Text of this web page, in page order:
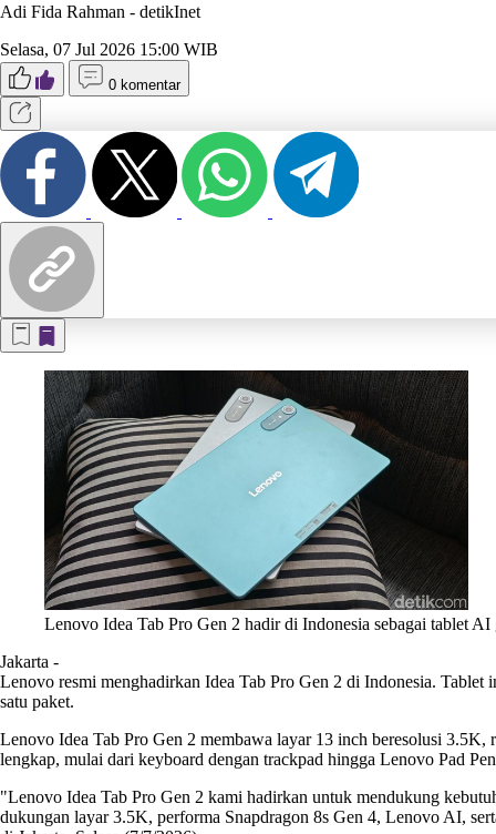
Adi Fida Rahman - detikInet
Selasa, 07 Jul 2026 15:00 WIB
0 komentar
Lenovo Idea Tab Pro Gen 2 hadir di Indonesia sebagai tablet
Jakarta -
Lenovo resmi menghadirkan Idea Tab Pro Gen 2 di Indonesia.
satu paket.
Lenovo Idea Tab Pro Gen 2 membawa layar 13 inch beresolusi
lengkap, mulai dari keyboard dengan trackpad hingga Lenovo Pad
"Lenovo Idea Tab Pro Gen 2 kami hadirkan untuk mendukung
dukungan layar 3.5K, performa Snapdragon 8s Gen 4, Lenovo AI,